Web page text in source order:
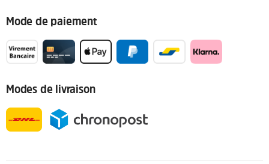
Mode de paiement
Modes de livraison